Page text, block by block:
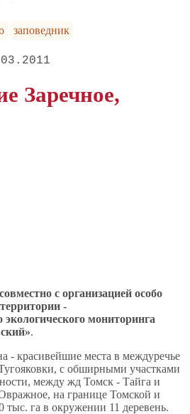
заповедник
Заречное,
совместно с организацией особо
-
экологического мониторинга
.
- красивейшие места в междуречье
с обширными участками
между жд Томск - Тайга и
на границе Томской и
тыс. га в окружении 11 деревень.